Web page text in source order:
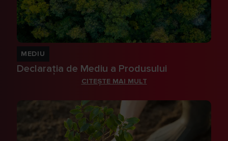
MEDIU
Declarația de Mediu a Produsului
CITEȘTE MAI MULT